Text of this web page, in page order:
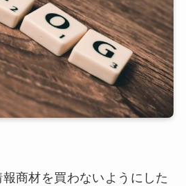
商材を買わないようにした